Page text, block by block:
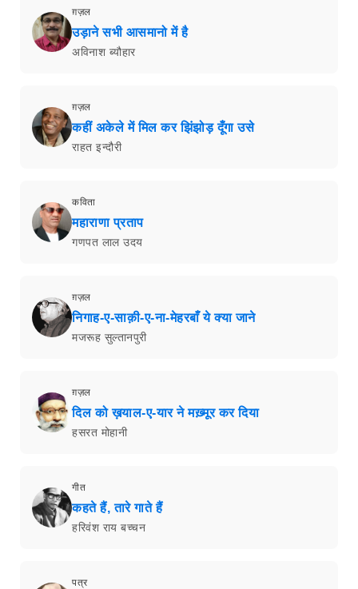
ग़ज़ल
उड़ाने सभी आसमानो में है
अविनाश ब्यौहार
ग़ज़ल
कहीं अकेले में मिल कर झिंझोड़ दूँगा उसे
राहत इन्दौरी
कविता
महाराणा प्रताप
गणपत लाल उदय
ग़ज़ल
निगाह-ए-साक़ी-ए-ना-मेहरबाँ ये क्या जाने
मजरूह सुल्तानपुरी
ग़ज़ल
दिल को ख़याल-ए-यार ने मख़्मूर कर दिया
हसरत मोहानी
गीत
कहते हैं, तारे गाते हैं
हरिवंश राय बच्चन
पत्र